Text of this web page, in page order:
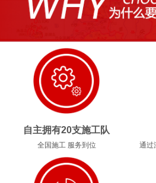
自主拥有20支施工队
全国施工 服务到位 通过